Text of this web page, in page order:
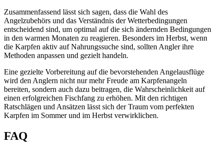
Zusammenfassend lässt sich sagen, dass die Wahl des
Angelzubehörs und das Verständnis der Wetterbedingungen
entscheidend sind, um optimal auf die sich ändernden Bedingungen
in den warmen Monaten zu reagieren. Besonders im Herbst, wenn
die Karpfen aktiv auf Nahrungssuche sind, sollten Angler ihre
Methoden anpassen und gezielt handeln.
Eine gezielte Vorbereitung auf die bevorstehenden Angelausflüge
wird den Anglern nicht nur mehr Freude am Karpfenangeln
bereiten, sondern auch dazu beitragen, die Wahrscheinlichkeit auf
einen erfolgreichen Fischfang zu erhöhen. Mit den richtigen
Ratschlägen und Ansätzen lässt sich der Traum vom perfekten
Karpfen im Sommer und im Herbst verwirklichen.
FAQ